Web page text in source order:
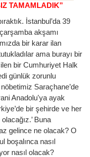
TAMAMLADIK”
İstanbul’da 39
akşamı
bir karar ilan
ama burayı bir
bir Cumhuriyet Halk
günlük zorunlu
Saraçhane’de
Anadolu'ya ayak
bir şehirde ve her
Buna
gelince ne olacak? O
boşalınca nasıl
nasıl olacak?